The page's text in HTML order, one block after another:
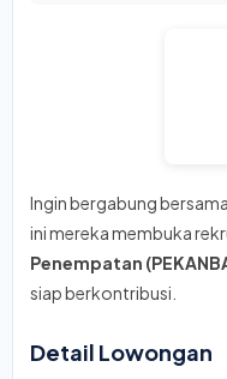
Ingin bergabung bersama
ini mereka membuka
Penempatan
siap berkontribusi.
Detail Lowongan